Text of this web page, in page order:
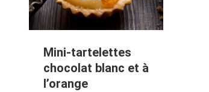
Mini-tartelettes
chocolat blanc et à
l’orange